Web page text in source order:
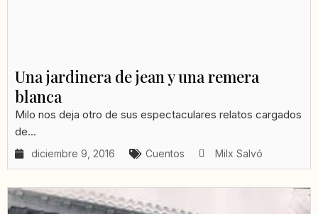
Una jardinera de jean y una remera
blanca
Milo nos deja otro de sus espectaculares relatos cargados
de...
diciembre 9, 2016 Cuentos Milx Salvó